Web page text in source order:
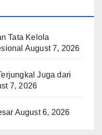
Tata Kelola
August 7, 2026
Juga dari
7, 2026
August 6, 2026